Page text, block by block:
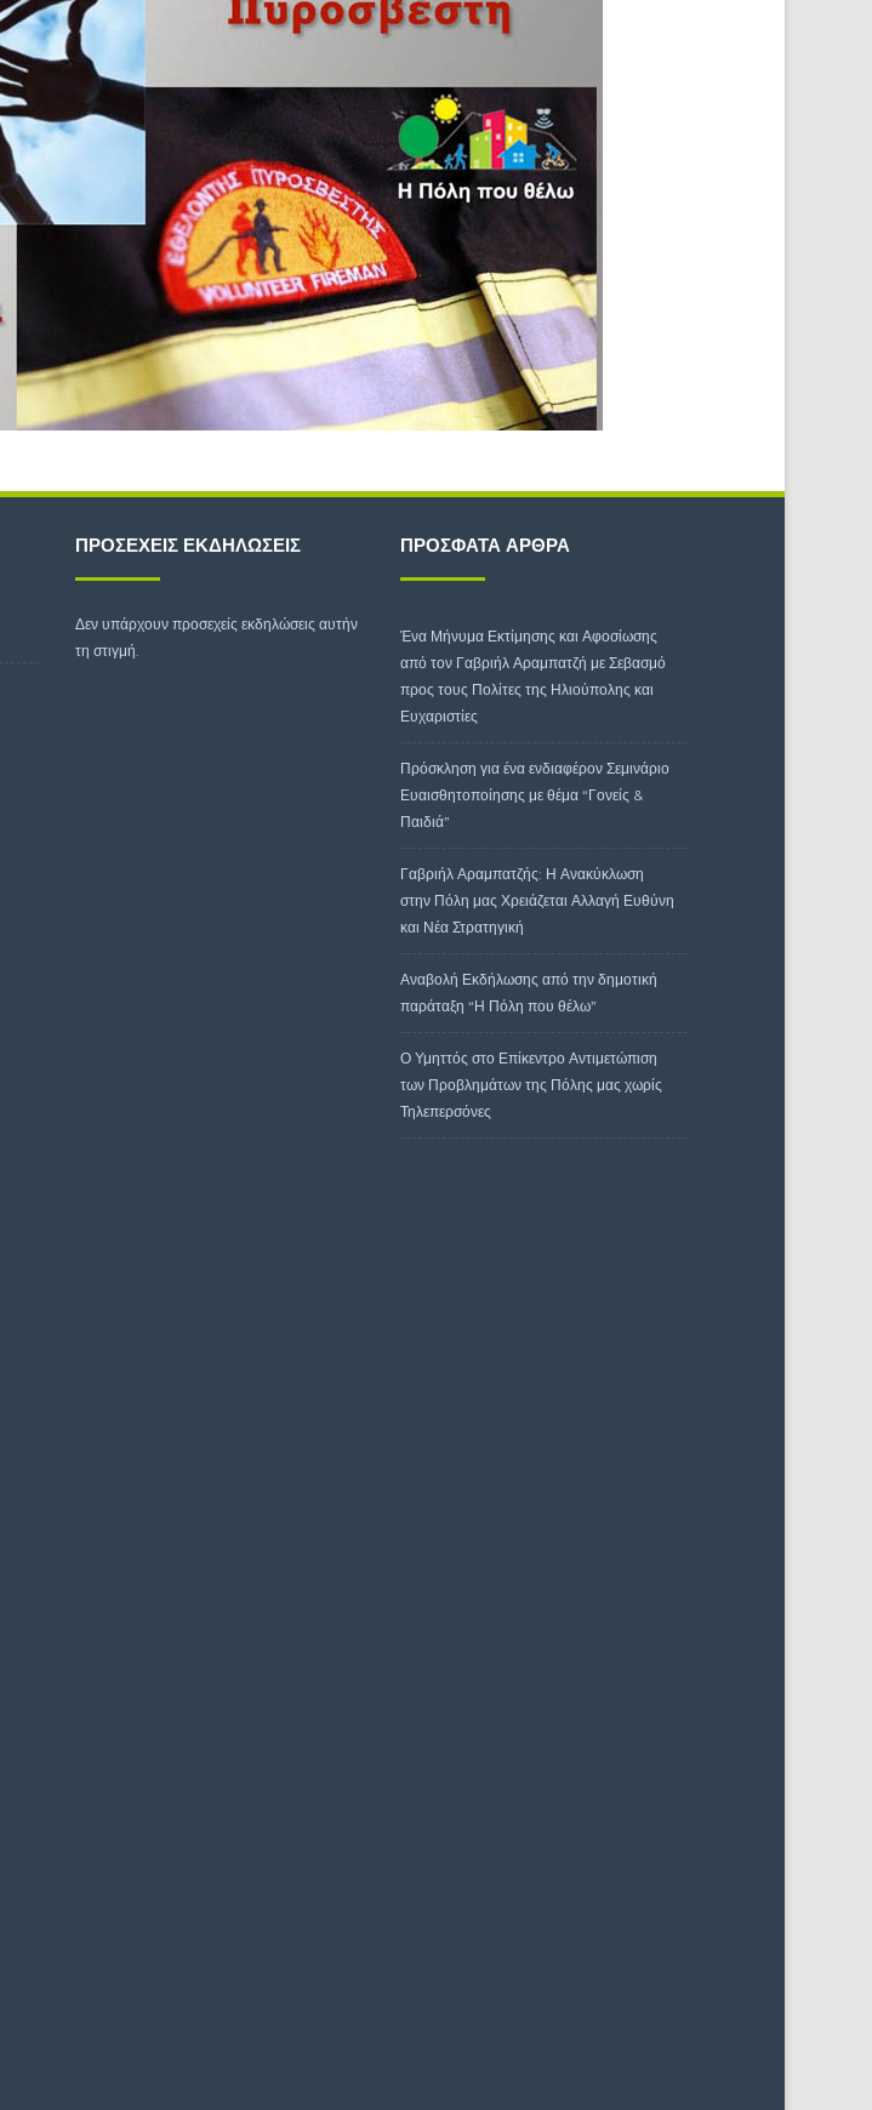
ΠΡΟΣΕΧΕΊΣ ΕΚΔΗΛΏΣΕΙΣ
Δεν υπάρχουν προσεχείς εκδηλώσεις αυτήν
τη στιγμή.
ΠΡΌΣΦΑΤΑ ΆΡΘΡΑ
Ένα Μήνυμα Εκτίμησης και Αφοσίωσης
από τον Γαβριήλ Αραμπατζή με Σεβασμό
προς τους Πολίτες της Ηλιούπολης και
Ευχαριστίες
Πρόσκληση για ένα ενδιαφέρον Σεμινάριο
Ευαισθητοποίησης με θέμα “Γονείς &
Παιδιά”
Γαβριήλ Αραμπατζής: Η Ανακύκλωση
στην Πόλη μας Χρειάζεται Αλλαγή Ευθύνη
και Νέα Στρατηγική
Αναβολή Εκδήλωσης από την δημοτική
παράταξη “Η Πόλη που θέλω”
Ο Υμηττός στο Επίκεντρο Αντιμετώπιση
των Προβλημάτων της Πόλης μας χωρίς
Τηλεπερσόνες